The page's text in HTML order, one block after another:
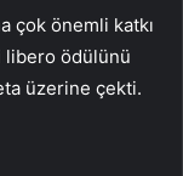
çok önemli katkı
libero ödülünü
üzerine çekti.